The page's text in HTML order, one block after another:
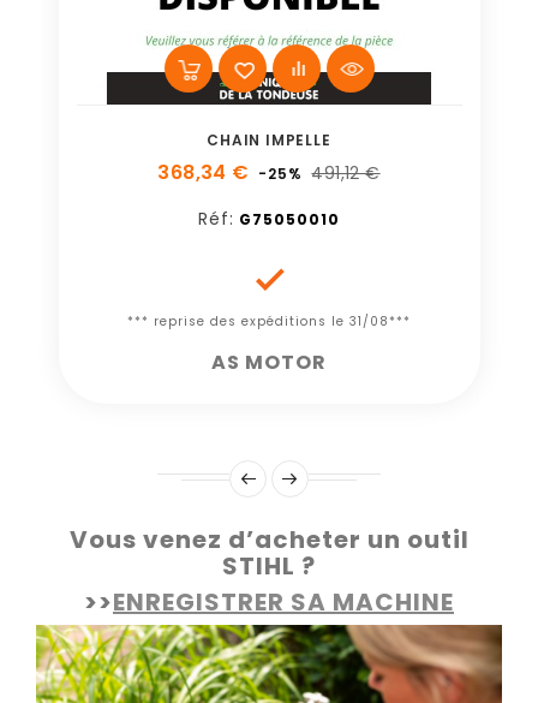
CHAIN IMPELLE
368,34 € -25% 491,12 €
Réf: G75050010

*** reprise des expéditions le 31/08***
AS MOTOR
Vous venez d’acheter un outil
STIHL ?
>>ENREGISTRER SA MACHINE